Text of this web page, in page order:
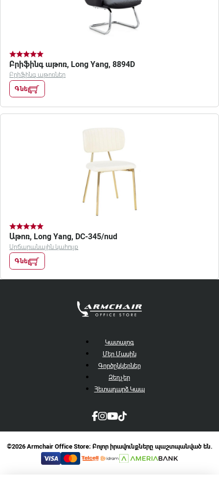
Բրիֆինգ աթոռ, Long Yang, 8894D
Բրիֆինգ աթոռներ
Գնել
Աթոռ, Long Yang, DC-345/nud
Սրճարանային կահույք
Գնել
Կատալոգ
Մեր Մասին
Գործընկերներ
Զեղչեր
Հետադարձ Կապ
©2026 Armchair Office Store։ Բոլոր իրավունքները պաշտպանված են.